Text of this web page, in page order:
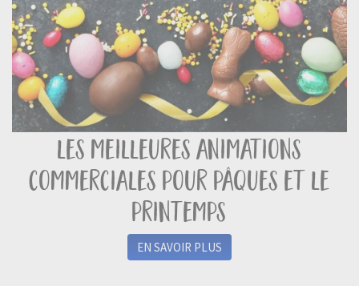
les meilleures animations
commerciales pour pâques et le
printemps
EN SAVOIR PLUS